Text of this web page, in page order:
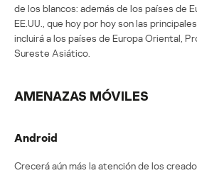
de los blancos: además de los países de
EE.UU., que hoy por hoy son las
incluirá a los países de Europa Oriental,
Sureste Asiático.
AMENAZAS MÓVILES
Android
Crecerá aún más la atención de los